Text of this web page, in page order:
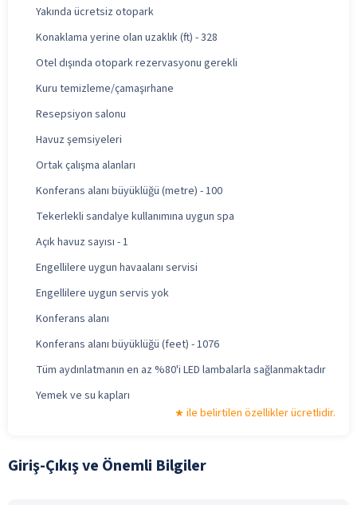
Yakında ücretsiz otopark
Konaklama yerine olan uzaklık (ft) - 328
Otel dışında otopark rezervasyonu gerekli
Kuru temizleme/çamaşırhane
Resepsiyon salonu
Havuz şemsiyeleri
Ortak çalışma alanları
Konferans alanı büyüklüğü (metre) - 100
Tekerlekli sandalye kullanımına uygun spa
Açık havuz sayısı - 1
Engellilere uygun havaalanı servisi
Engellilere uygun servis yok
Konferans alanı
Konferans alanı büyüklüğü (feet) - 1076
Tüm aydınlatmanın en az %80'i LED lambalarla sağlanmaktadır
Yemek ve su kapları
ile belirtilen özellikler ücretlidir.
Giriş-Çıkış ve Önemli Bilgiler